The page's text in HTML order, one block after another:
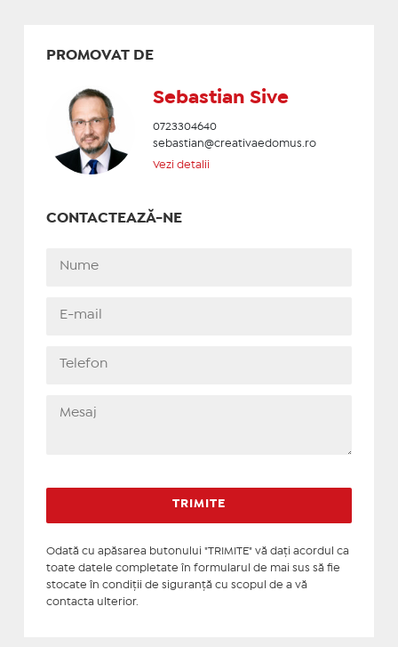
PROMOVAT DE
Sebastian Sive
0723304640
sebastian@creativaedomus.ro
Vezi detalii
CONTACTEAZĂ-NE
Odată cu apăsarea butonului "TRIMITE" vă daţi acordul ca
toate datele completate în formularul de mai sus să fie
stocate în condiţii de siguranţă cu scopul de a vă
contacta ulterior.